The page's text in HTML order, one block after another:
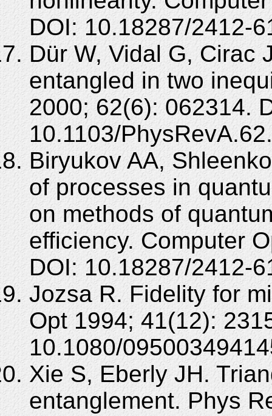
DOI: 10.18287/2412-
Dür W, Vidal G, Cirac
entangled in two
2000; 62(6): 062314.
10.1103/
Biryukov AA,
of processes in
on methods of
efficiency. Computer
DOI: 10.18287/2412-
Jozsa R. Fidelity for
Opt 1994; 41(12):
10.1080/
Xie S, Eberly JH.
entanglement. Phys